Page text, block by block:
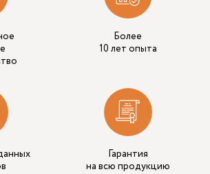
Более
10 лет опыта
Гарантия
на всю продукцию